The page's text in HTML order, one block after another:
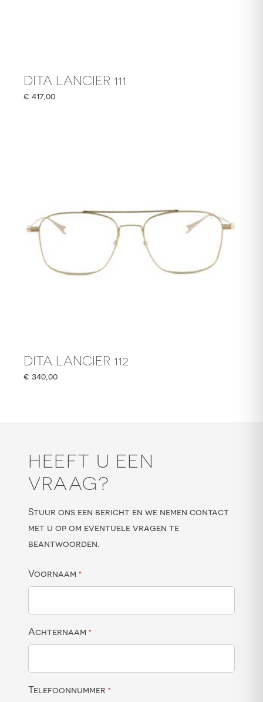
DITA LANCIER 111
€ 417,00
DITA LANCIER 112
€ 340,00
HEEFT U EEN
VRAAG?
Stuur ons een bericht en we nemen contact
met u op om eventuele vragen te
beantwoorden.
Voornaam *
Achternaam *
Telefoonnummer *